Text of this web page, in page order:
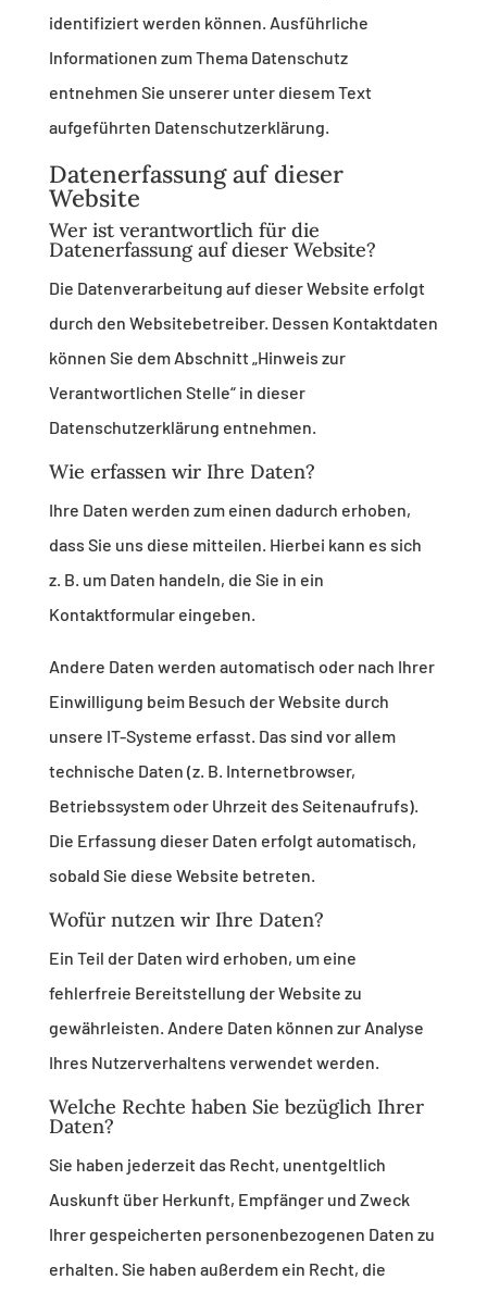
identifiziert werden können. Ausführliche
Informationen zum Thema Datenschutz
entnehmen Sie unserer unter diesem Text
aufgeführten Datenschutzerklärung.
Datenerfassung auf dieser
Website
Wer ist verantwortlich für die
Datenerfassung auf dieser Website?
Die Datenverarbeitung auf dieser Website erfolgt
durch den Websitebetreiber. Dessen Kontaktdaten
können Sie dem Abschnitt „Hinweis zur
Verantwortlichen Stelle“ in dieser
Datenschutzerklärung entnehmen.
Wie erfassen wir Ihre Daten?
Ihre Daten werden zum einen dadurch erhoben,
dass Sie uns diese mitteilen. Hierbei kann es sich
z. B. um Daten handeln, die Sie in ein
Kontaktformular eingeben.
Andere Daten werden automatisch oder nach Ihrer
Einwilligung beim Besuch der Website durch
unsere IT-Systeme erfasst. Das sind vor allem
technische Daten (z. B. Internetbrowser,
Betriebssystem oder Uhrzeit des Seitenaufrufs).
Die Erfassung dieser Daten erfolgt automatisch,
sobald Sie diese Website betreten.
Wofür nutzen wir Ihre Daten?
Ein Teil der Daten wird erhoben, um eine
fehlerfreie Bereitstellung der Website zu
gewährleisten. Andere Daten können zur Analyse
Ihres Nutzerverhaltens verwendet werden.
Welche Rechte haben Sie bezüglich Ihrer
Daten?
Sie haben jederzeit das Recht, unentgeltlich
Auskunft über Herkunft, Empfänger und Zweck
Ihrer gespeicherten personenbezogenen Daten zu
erhalten. Sie haben außerdem ein Recht, die